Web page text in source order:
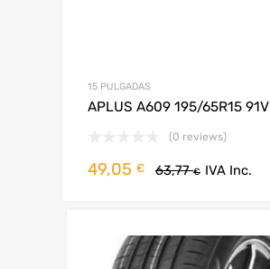
15 PULGADAS
APLUS A609 195/65R15 91V
(0 reviews)
63,77€
49,05 € IVA Inc.